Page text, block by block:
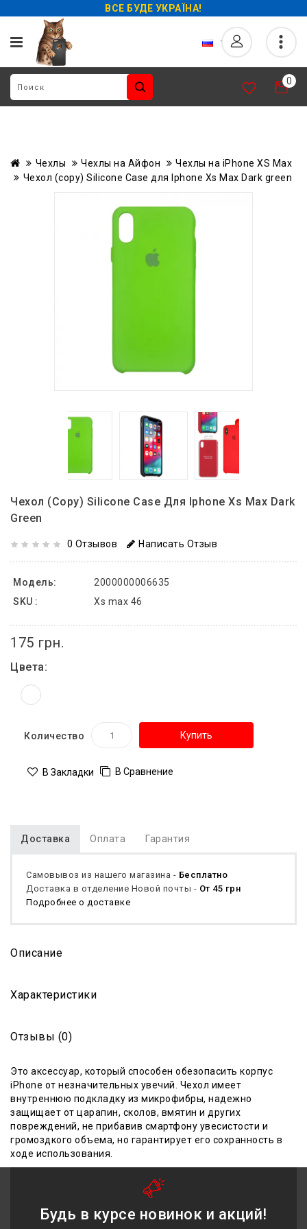
ВСЕ БУДЕ УКРАЇНА!
0
Чехлы Чехлы на Айфон
Чехлы на iPhone XS Max
Чехол (copy) Silicone Case для Iphone Xs Max Dark green
Чехол (copy) Silicone Case Для Iphone Xs Max Dark
Green
0 Отзывов Написать Отзыв
Модель:
2000000006635
SKU :
Xs max 46
175 грн.
Цвета:
Количество Купить
В Закладки В Сравнение
Доставка Оплата Гарантия
Самовывоз из нашего магазина - Бесплатно
Доставка в отделение Новой почты - От 45 грн
Подробнее о доставке
Описание
Характеристики
Отзывы (0)
Это аксессуар, который способен обезопасить корпус
iPhone от незначительных увечий. Чехол имеет
внутреннюю подкладку из микрофибры, надежно
защищает от царапин, сколов, вмятин и других
повреждений, не прибавив смартфону увесистости и
громоздкого объема, но гарантирует его сохранность в
ходе использования.
Будь в курсе новинок и акций!